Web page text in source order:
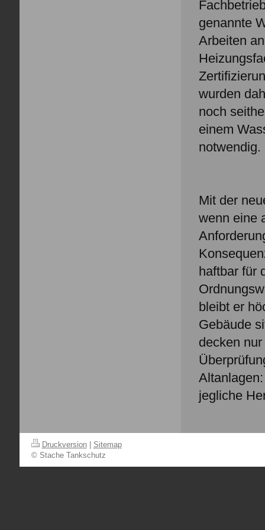
genannte
Arbeiten
wurden
noch
einem
notwendig.
Mit der
wenn eine
haftbar für
bleibt er
Gebäude
decken
jegliche
Druckversion
Sitemap
© Stache Tankschutz